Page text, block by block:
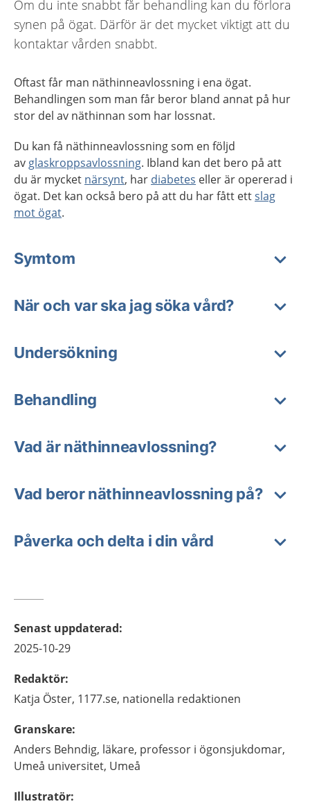
Om du inte snabbt får behandling kan du förlora
synen på ögat. Därför är det mycket viktigt att du
kontaktar vården snabbt.
Oftast får man näthinneavlossning i ena ögat.
Behandlingen som man får beror bland annat på hur
stor del av näthinnan som har lossnat.
Du kan få näthinneavlossning som en följd
av glaskroppsavlossning. Ibland kan det bero på att
du är mycket närsynt, har diabetes eller är opererad i
ögat. Det kan också bero på att du har fått ettslag
mot ögat.
Symtom
När och var ska jag söka vård?
Undersökning
Behandling
Vad är näthinneavlossning?
Vad beror näthinneavlossning på?
Påverka och delta i din vård
Senast uppdaterad:
2025-10-29
Redaktör:
Katja Öster, 1177.se, nationella redaktionen
Granskare:
Anders Behndig, läkare, professor i ögonsjukdomar,
Umeå universitet, Umeå
Illustratör: